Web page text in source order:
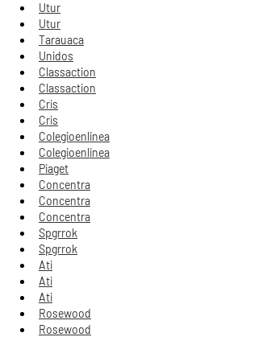
Utur
Utur
Tarauaca
Unidos
Classaction
Classaction
Cris
Cris
Colegioenlinea
Colegioenlinea
Piaget
Concentra
Concentra
Concentra
Spgrrok
Spgrrok
Ati
Ati
Ati
Rosewood
Rosewood